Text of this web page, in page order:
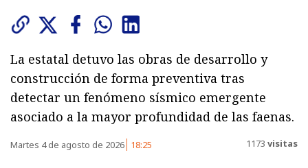
La estatal detuvo las obras de desarrollo y
construcción de forma preventiva tras
detectar un fenómeno sísmico emergente
asociado a la mayor profundidad de las faenas.
Martes 4 de agosto de 2026 18:25 1173 visitas